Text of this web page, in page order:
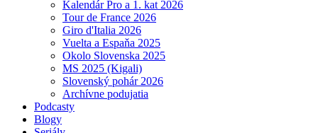
Kalendár Pro a 1. kat 2026
Tour de France 2026
Giro d'Italia 2026
Vuelta a Espaňa 2025
Okolo Slovenska 2025
MS 2025 (Kigali)
Slovenský pohár 2026
Archívne podujatia
Podcasty
Blogy